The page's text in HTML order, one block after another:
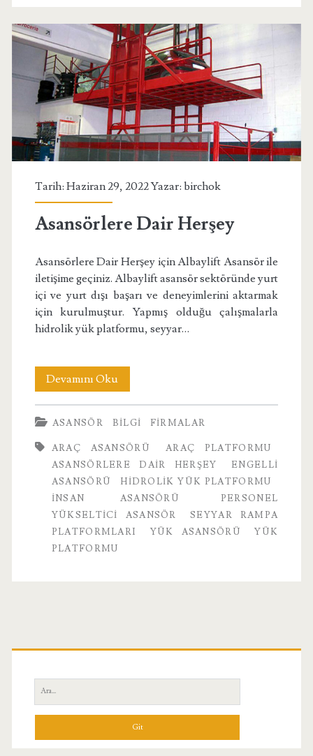
Tarih: Haziran 29, 2022 Yazar: birchok
Asansörlere Dair Herşey
Asansörlere Dair Herşey için Albaylift Asansör ile
iletişime geçiniz. Albaylift asansör sektöründe yurt
içi ve yurt dışı başarı ve deneyimlerini aktarmak
için kurulmuştur. Yapmış olduğu çalışmalarla
hidrolik yük platformu, seyyar…
Devamını OkuAsansörlere
Dair
Herşey
ASANSÖR BILGI FIRMALAR
ARAÇ ASANSÖRÜ
ARAÇ PLATFORMU
ASANSÖRLERE DAIR HERŞEY
ENGELLI
ASANSÖRÜ
HIDROLIK YÜK PLATFORMU
INSAN ASANSÖRÜ
PERSONEL
YÜKSELTICI ASANSÖR
SEYYAR RAMPA
PLATFORMLARI
YÜK ASANSÖRÜ
YÜK
PLATFORMU
Birincil
Yan
Menü
Ara: